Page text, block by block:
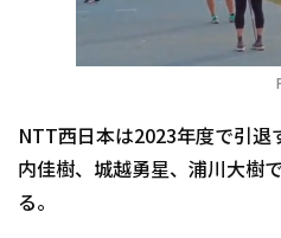
NTT西日本は2023年度で引退
内佳樹、城越勇星、浦川大樹
る。